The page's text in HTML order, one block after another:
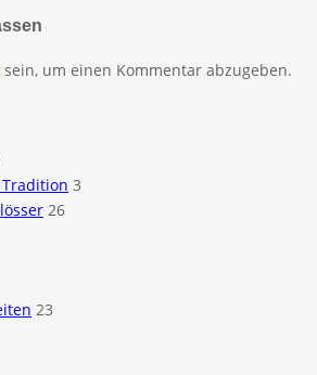
sein, um einen Kommentar abzugeben.
3
26
23